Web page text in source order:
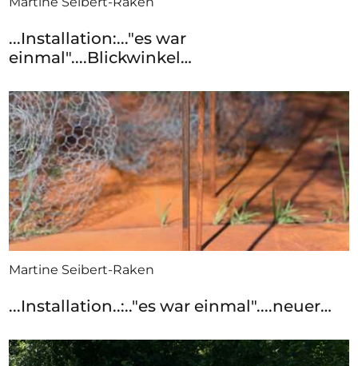
...Installation:..."es war
einmal"....Blickwinkel…
Martine Seibert-Raken
...Installation..:.."es war einmal"....neuer…